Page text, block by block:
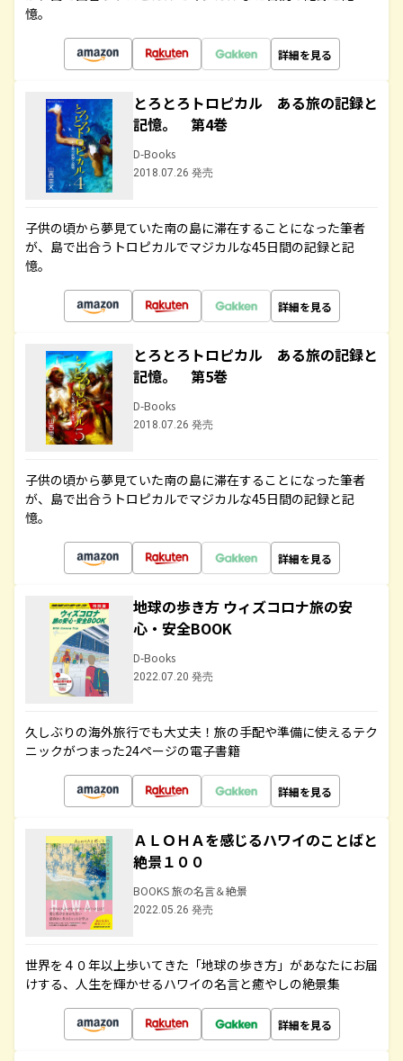
憶。
詳細を見る
とろとろトロピカル ある旅の記録と
記憶。 第4巻
D-Books
2018.07.26 発売
子供の頃から夢見ていた南の島に滞在することになった筆者
が、島で出合うトロピカルでマジカルな45日間の記録と記
憶。
詳細を見る
とろとろトロピカル ある旅の記録と
記憶。 第5巻
D-Books
2018.07.26 発売
子供の頃から夢見ていた南の島に滞在することになった筆者
が、島で出合うトロピカルでマジカルな45日間の記録と記
憶。
詳細を見る
地球の歩き方 ウィズコロナ旅の安
心・安全BOOK
D-Books
2022.07.20 発売
久しぶりの海外旅行でも大丈夫！旅の手配や準備に使えるテク
ニックがつまった24ページの電子書籍
詳細を見る
ＡＬＯＨＡを感じるハワイのことばと
絶景１００
BOOKS 旅の名言＆絶景
2022.05.26 発売
世界を４０年以上歩いてきた「地球の歩き方」があなたにお届
けする、人生を輝かせるハワイの名言と癒やしの絶景集
詳細を見る